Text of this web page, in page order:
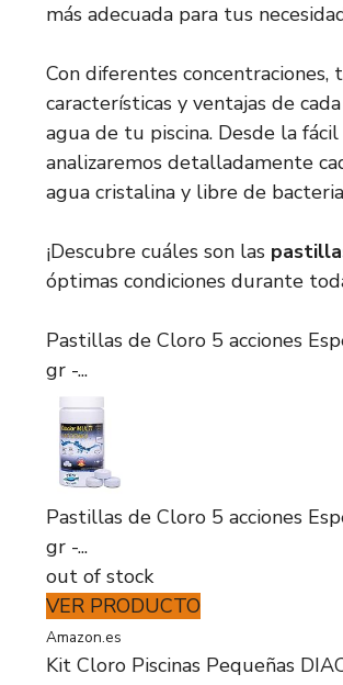
más adecuada para tus
Con diferentes concentraciones,
características y ventajas de
agua de tu piscina. Desde la
analizaremos detalladamente
agua cristalina y libre de
¡Descubre cuáles son las
óptimas condiciones durante
Pastillas de Cloro 5 acciones
gr -...
Pastillas de Cloro 5 acciones
gr -...
out of stock
VER PRODUCTO
Amazon.es
Kit Cloro Piscinas Pequeñas